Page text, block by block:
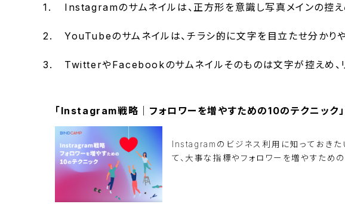
Instagramのサムネイルは、正方形を意識し写真メインの控
YouTubeのサムネイルは、チラシ的に文字を目立たせ分かり
TwitterやFacebookのサムネイルそのものは文字が控えめ、
「Instagram戦略｜フォロワーを増やすための10のテクニック
Instagramのビジネス利用に知っておきた
て、大事な指標やフォロワーを増やすため